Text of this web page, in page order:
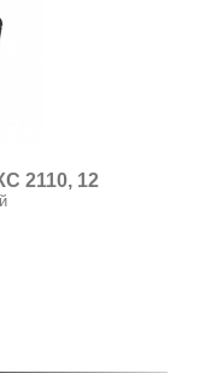
2110, 12